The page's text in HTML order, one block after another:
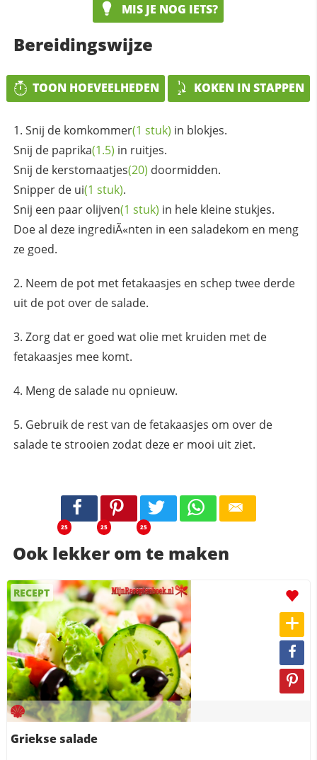
MIS JE NOG IETS?
Bereidingswijze
TOON HOEVEELHEDEN KOKEN IN STAPPEN
Snij de komkommer(1 stuk) in blokjes.
Snij de paprika(1.5) in ruitjes.
Snij de kerstomaatjes(20) doormidden.
Snipper de ui(1 stuk).
Snij een paar olijven(1 stuk) in hele kleine stukjes.
Doe al deze ingrediÃ«nten in een saladekom en meng
ze goed.
Neem de pot met fetakaasjes en schep twee derde
uit de pot over de salade.
Zorg dat er goed wat olie met kruiden met de
fetakaasjes mee komt.
Meng de salade nu opnieuw.
Gebruik de rest van de fetakaasjes om over de
salade te strooien zodat deze er mooi uit ziet.
25 25 25
Ook lekker om te maken
RECEPT
Griekse salade